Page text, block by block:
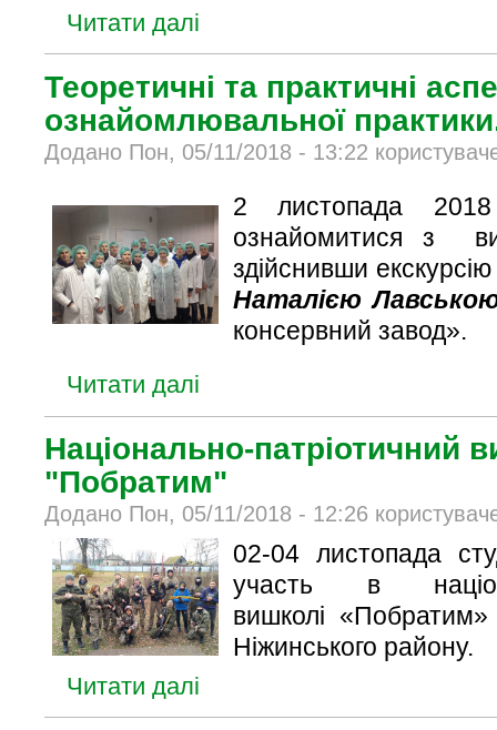
Читати далі
Теоретичні та практичні
ознайомлювальної
Додано Пон, 05/11/2018 - 13:22
2 листопада
ознайомитися з
здійснивши
Наталією
консервний завод».
Читати далі
Національно-патріотичний
"Побратим"
Додано Пон, 05/11/2018 - 12:26
02-04 листопада
участь в
вишколі
Ніжинського району.
Читати далі